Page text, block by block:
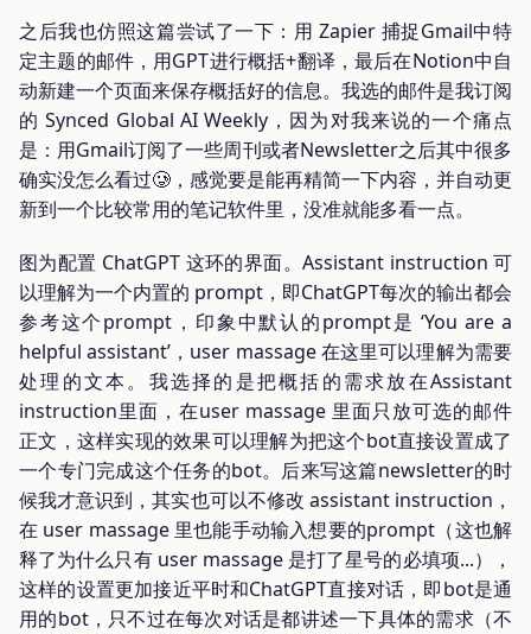
之后我也仿照这篇尝试了一下：用 Zapier 捕捉Gmail中特
定主题的邮件，用GPT进行概括+翻译，最后在Notion中自
动新建一个页面来保存概括好的信息。我选的邮件是我订阅
的 Synced Global AI Weekly，因为对我来说的一个痛点
是：用Gmail订阅了一些周刊或者Newsletter之后其中很多
确实没怎么看过🥲，感觉要是能再精简一下内容，并自动更
新到一个比较常用的笔记软件里，没准就能多看一点。
图为配置 ChatGPT 这环的界面。Assistant instruction 可
以理解为一个内置的 prompt，即ChatGPT每次的输出都会
参考这个prompt，印象中默认的prompt是 ‘You are a
helpful assistant’，user massage 在这里可以理解为需要
处理的文本。我选择的是把概括的需求放在Assistant
instruction里面，在user massage 里面只放可选的邮件
正文，这样实现的效果可以理解为把这个bot直接设置成了
一个专门完成这个任务的bot。后来写这篇newsletter的时
候我才意识到，其实也可以不修改 assistant instruction，
在 user massage 里也能手动输入想要的prompt（这也解
释了为什么只有 user massage 是打了星号的必填项...），
这样的设置更加接近平时和ChatGPT直接对话，即bot是通
用的bot，只不过在每次对话是都讲述一下具体的需求（不